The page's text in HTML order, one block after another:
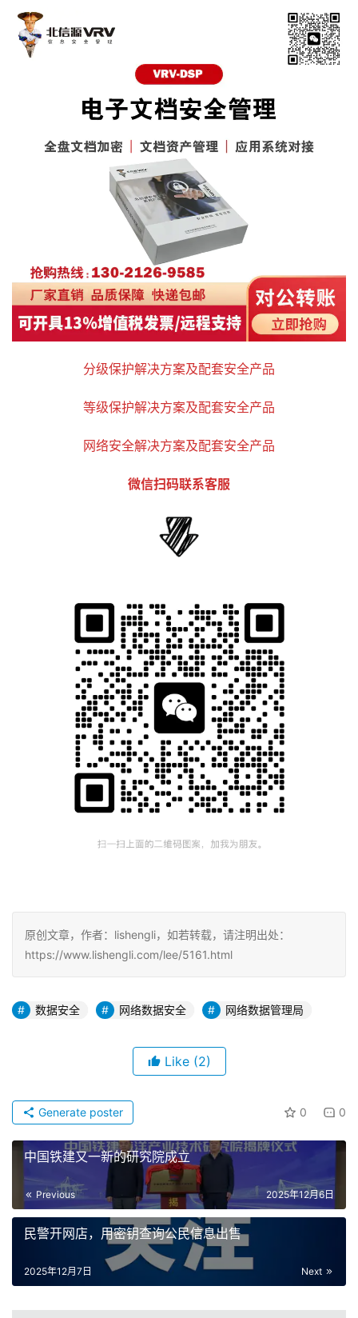
分级保护解决方案及配套安全产品
等级保护解决方案及配套安全产品
网络安全解决方案及配套安全产品
微信扫码联系客服
原创文章，作者：lishengli，如若转载，请注明出处：
https://www.lishengli.com/lee/5161.html
数据安全 网络数据安全 网络数据管理局
Like (2)
0 0
Generate poster
中国铁建又一新的研究院成立
Previous 2025年12月6日
民警开网店，用密钥查询公民信息出售
Next
2025年12月7日